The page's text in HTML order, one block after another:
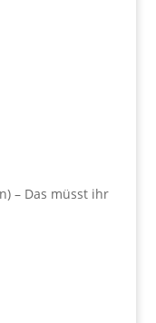
– Das müsst ihr